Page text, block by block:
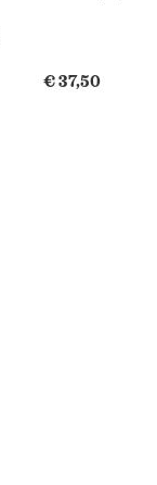
€ 37,50